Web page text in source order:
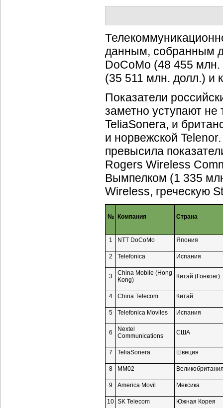
данным, собранным
DoCoMo (48 455 млн.
(35 511 млн. долл.) и
Показатели
заметно уступают не
TeliaSonera, и
и норвежской
превысила
Rogers Wireless
Вымпелком (1 335
Wireless, греческую
№ Компания Страна
1 NTT DoCoMo Япония
2 Telefonica Испания
3
China Mobile (Hong
Kong)
Китай (Гонконг)
4 China Telecom Китай
5 Telefonica Moviles Испания
6
Nextel
Communications
США
7 TeliaSonera Швеция
8 MM02
9 America Movil Мексика
10 SK Teleсom Южная Корея